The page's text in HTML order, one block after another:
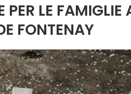
LE FAMIGLIE
FONTENAY